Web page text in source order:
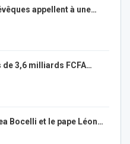
appellent à une…
de 3,6 milliards FCFA…
Bocelli et le pape Léon…